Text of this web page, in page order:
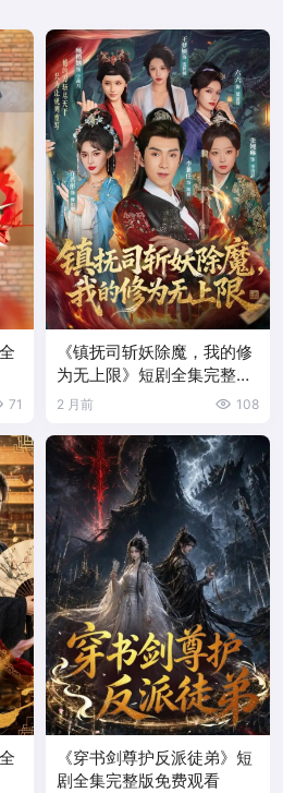
71
《镇抚司斩妖除魔，我的修
为无上限》短剧全集完整版
免费观看
2 月前 108
《穿书剑尊护反派徒弟》短
剧全集完整版免费观看